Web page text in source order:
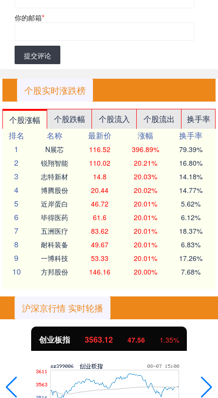
你的邮箱*
提交评论
个股实时涨跌榜
个股涨幅 个股跌幅 个股流入 个股流出
换手率
排名
名称 最新价 涨幅
换手率
1
N展芯 116.52 396.89% 79.39%
2 锐翔智能 110.02 20.21% 16.80%
3 志特新材 14.8 20.03% 14.18%
4 博腾股份 20.44 20.02% 14.77%
5 近岸蛋白 46.72 20.01% 5.62%
6 毕得医药 61.6 20.01% 6.12%
7 五洲医疗 83.62 20.01% 18.37%
8 耐科装备 49.67 20.01% 6.83%
9 一博科技 53.33 20.01% 17.26%
10 方邦股份 146.16 20.00% 7.68%
沪深京行情 实时轮播
3563.12 47.56 1.35%